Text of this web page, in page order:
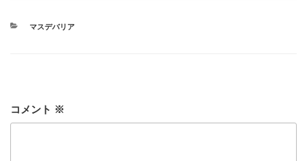
カ
マスデバリア
コメント ※